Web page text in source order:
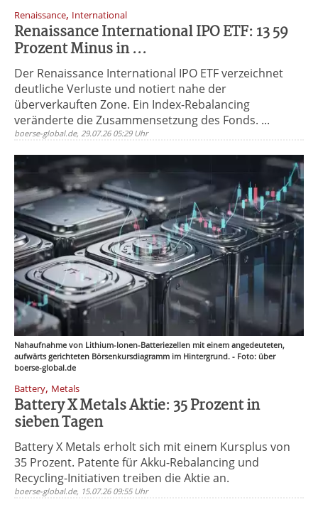
Renaissance, International
Renaissance International IPO ETF: 13 59
Prozent Minus in ...
Der Renaissance International IPO ETF verzeichnet
deutliche Verluste und notiert nahe der
überverkauften Zone. Ein Index-Rebalancing
veränderte die Zusammensetzung des Fonds. ...
boerse-global.de, 29.07.26 05:29 Uhr
Nahaufnahme von Lithium-Ionen-Batteriezellen mit einem angedeuteten,
aufwärts gerichteten Börsenkursdiagramm im Hintergrund. - Foto: über
boerse-global.de
Battery, Metals
Battery X Metals Aktie: 35 Prozent in
sieben Tagen
Battery X Metals erholt sich mit einem Kursplus von
35 Prozent. Patente für Akku-Rebalancing und
Recycling-Initiativen treiben die Aktie an.
boerse-global.de, 15.07.26 09:55 Uhr